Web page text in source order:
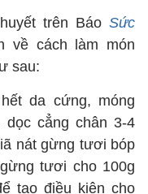
trên Báo Sức
về cách làm món
sau:
da cứng, móng
dọc cẳng chân 3-4
nát gừng tươi bóp
tươi cho 100g
tạo điều kiện cho